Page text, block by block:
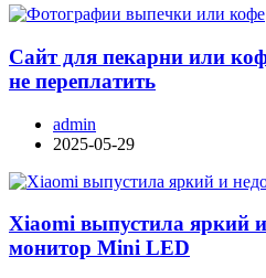
Сайт для пекарни или
не переплатить
admin
2025-05-29
Xiaomi выпустила яркий
монитор Mini LED